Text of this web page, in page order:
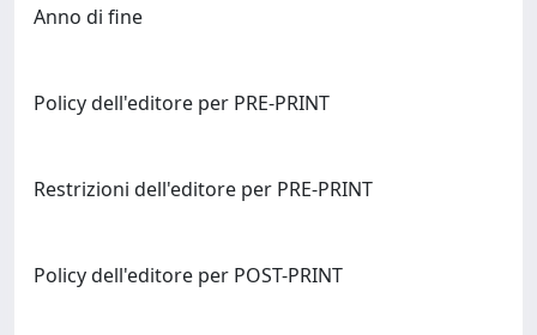
Anno di fine
Policy dell'editore per PRE-PRINT
Restrizioni dell'editore per PRE-PRINT
Policy dell'editore per POST-PRINT